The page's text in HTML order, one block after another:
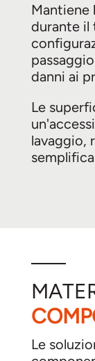
durante il
danni ai
Le
lavaggio,
Le